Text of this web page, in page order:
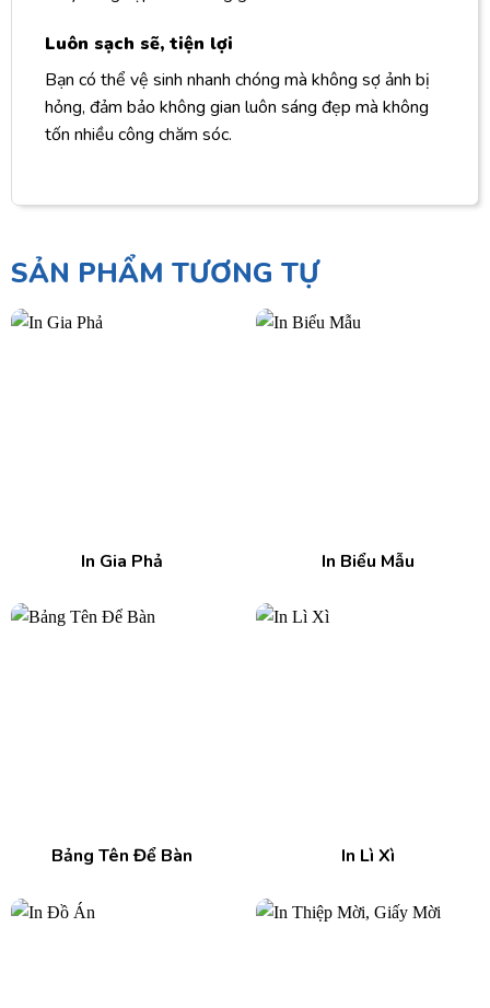
Luôn sạch sẽ, tiện lợi
Bạn có thể vệ sinh nhanh chóng mà không sợ ảnh bị
hỏng, đảm bảo không gian luôn sáng đẹp mà không
tốn nhiều công chăm sóc.
SẢN PHẨM TƯƠNG TỰ
In Gia Phả In Biểu Mẫu
Bảng Tên Để Bàn In Lì Xì